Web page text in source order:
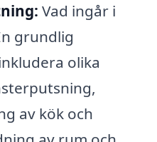
Vad ingår i
grundlig
olika
av kök och